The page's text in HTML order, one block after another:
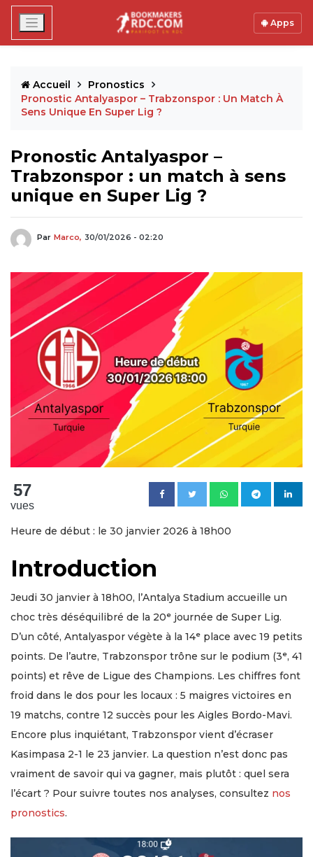
Apps
Accueil
Pronostics
Pronostic Antalyaspor – Trabzonspor : Un Match À
Sens Unique En Super Lig ?
Pronostic Antalyaspor –
Trabzonspor : un match à sens
unique en Super Lig ?
Par Marco, 30/01/2026 - 02:20
57
vues
Heure de début : le 30 janvier 2026 à 18h00
Introduction
Jeudi 30 janvier à 18h00, l’Antalya Stadium accueille un
choc très déséquilibré de la 20ᵉ journée de Super Lig.
D’un côté, Antalyaspor végète à la 14ᵉ place avec 19 petits
points. De l’autre, Trabzonspor trône sur le podium (3ᵉ, 41
points) et rêve de Ligue des Champions. Les chiffres font
froid dans le dos pour les locaux : 5 maigres victoires en
19 matchs, contre 12 succès pour les Aigles Bordo-Mavi.
Encore plus inquiétant, Trabzonspor vient d’écraser
Kasimpasa 2-1 le 23 janvier. La question n’est donc pas
vraiment de savoir qui va gagner, mais plutôt : quel sera
l’écart ? Pour suivre toutes nos analyses, consultez nos
pronostics.